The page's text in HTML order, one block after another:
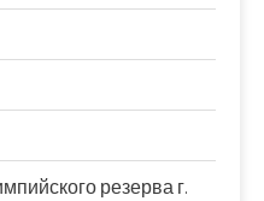
резерва г.